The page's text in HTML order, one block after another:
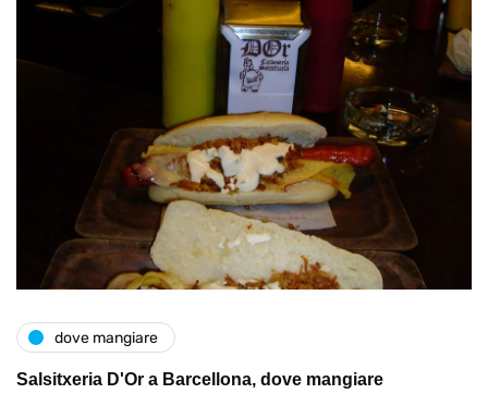
dove mangiare
Salsitxeria D'Or a Barcellona, dove mangiare